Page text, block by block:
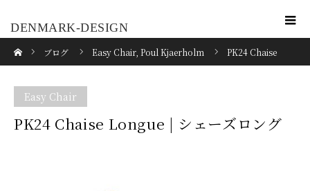
DENMARK-DESIGN
ブログ Easy Chair, Poul Kjaerholm PK24 Chaise
Easy Chair
PK24 Chaise Longue | シェーズロング